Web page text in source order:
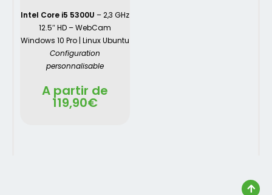
Intel Core i5 5300U – 2,3 GHz
12.5″ HD – WebCam
Windows 10 Pro | Linux Ubuntu
Configuration
personnalisable
A partir de
119,90€